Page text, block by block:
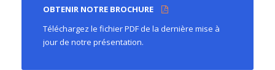
OBTENIR NOTRE BROCHURE
Téléchargez le fichier PDF de la dernière mise à
jour de notre présentation.